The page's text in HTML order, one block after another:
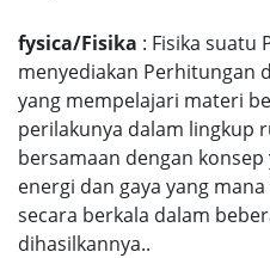
fysica/Fisika : Fisika suatu
menyediakan Perhitungan
yang mempelajari materi
perilakunya dalam lingkup
bersamaan dengan
energi dan gaya yang
secara berkala dalam
dihasilkannya..